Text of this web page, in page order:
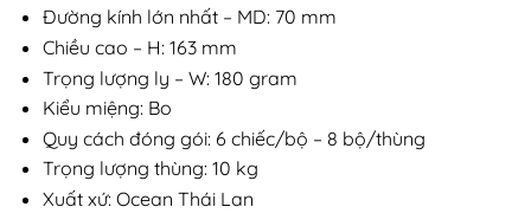
Đường kính lớn nhất – MD: 70 mm
Chiều cao – H: 163 mm
Trọng lượng ly – W: 180 gram
Kiểu miệng: Bo
Quy cách đóng gói: 6 chiếc/bộ – 8 bộ/thùng
Trọng lượng thùng: 10 kg
Xuất xứ: Ocean Thái Lan